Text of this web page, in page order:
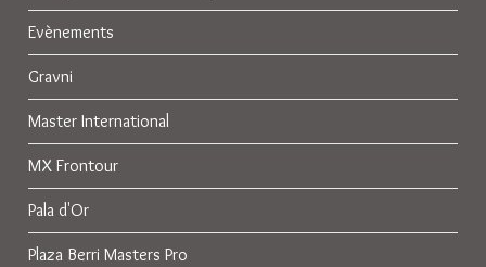
Evènements
Gravni
Master International
MX Frontour
Pala d'Or
Plaza Berri Masters Pro